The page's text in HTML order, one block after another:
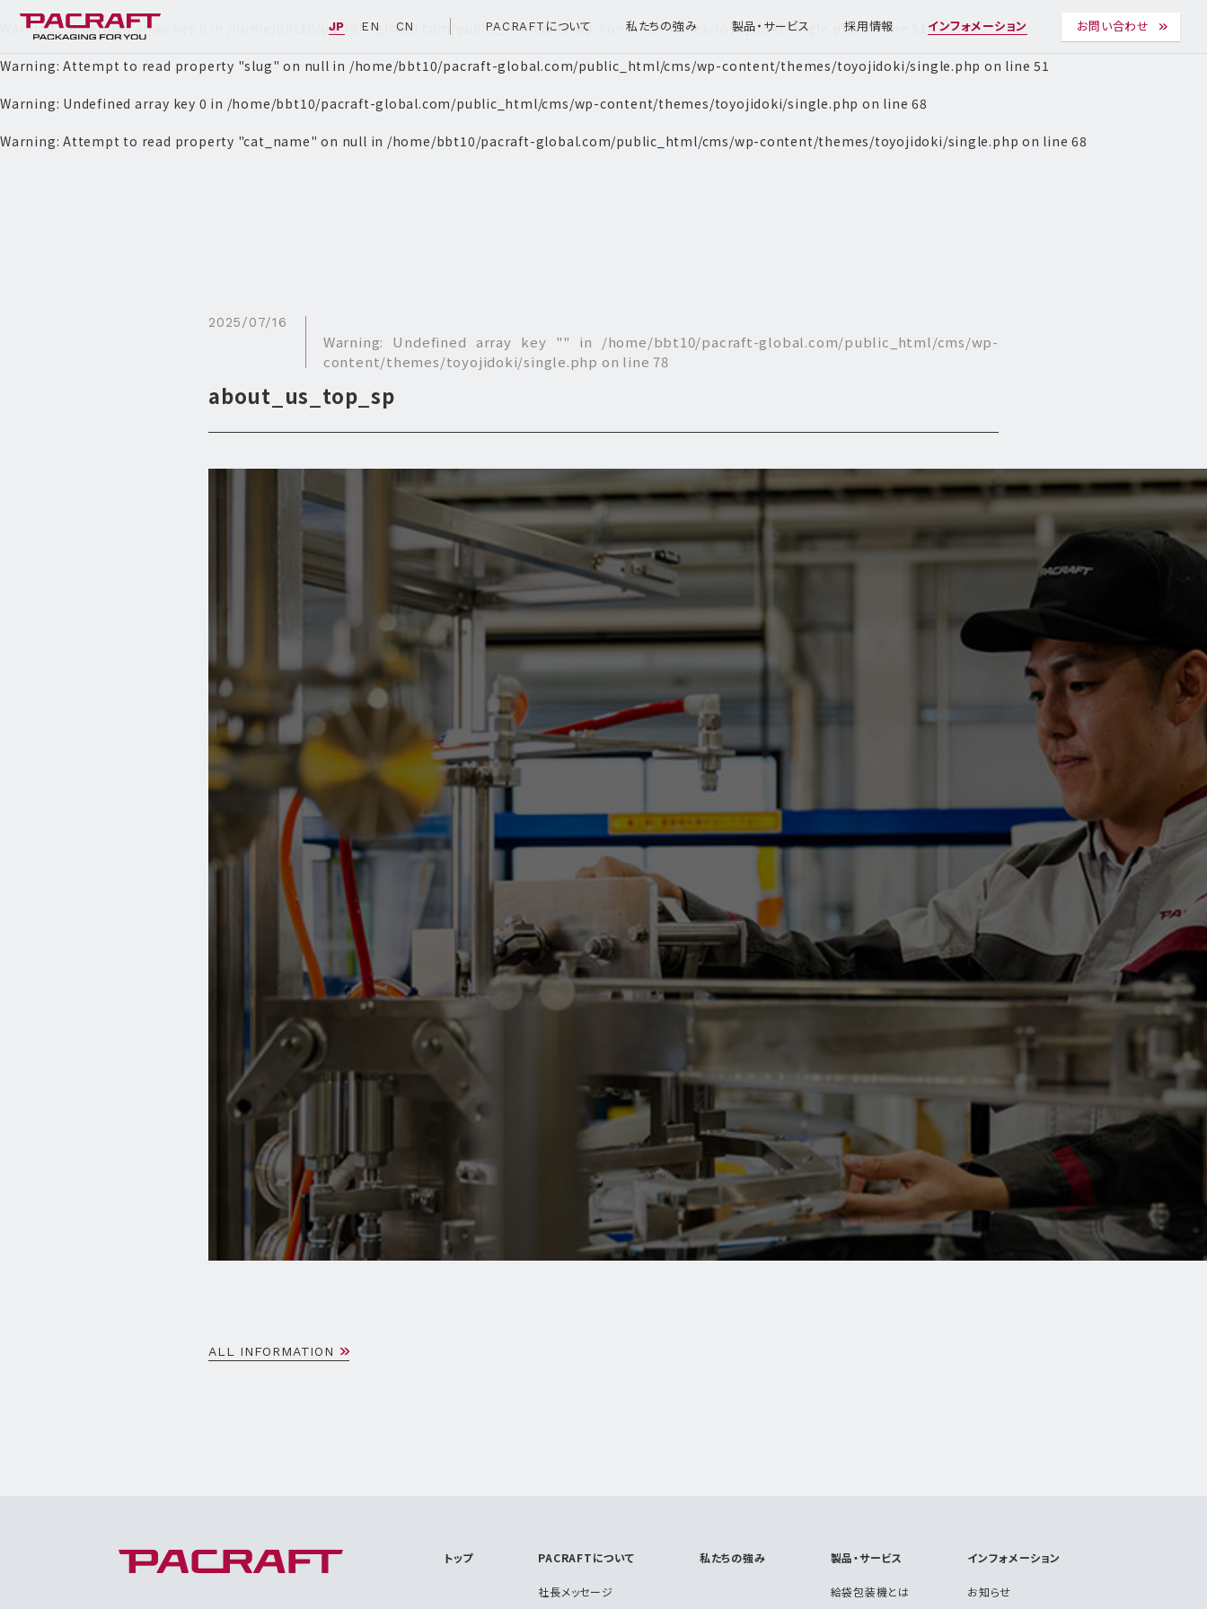
JP EN CN PACRAFTについて 私たちの強み 製品・サービス 採用情報 インフォメーション お問い合わせ
Warning: Undefined array key 0 in /home/bbt10/pacraft-global.com/public_html/cms/wp-content/themes/toyojidoki/single.phpon line
Warning: Attempt to read property "slug" on null in /home/bbt10/pacraft-global.com/public_html/cms/wp-content/themes/toyojidoki/single.php on line51
Warning: Undefined array key 0 in /home/bbt10/pacraft-global.com/public_html/cms/wp-content/themes/toyojidoki/single.php on line68
Warning: Attempt to read property "cat_name" on null in /home/bbt10/pacraft-global.com/public_html/cms/wp-content/themes/toyojidoki/single.php on line68
2025/07/16
Warning: Undefined array key "" in /home/bbt10/pacraft-global.com/public_html/cms/wp-
content/themes/toyojidoki/single.php on line 78
about_us_top_sp
ALL INFORMATION
トップ PACRAFTについて
社長メッセージ
私たちの強み 製品・サービス
給袋包装機とは
インフォメーション
お知らせ